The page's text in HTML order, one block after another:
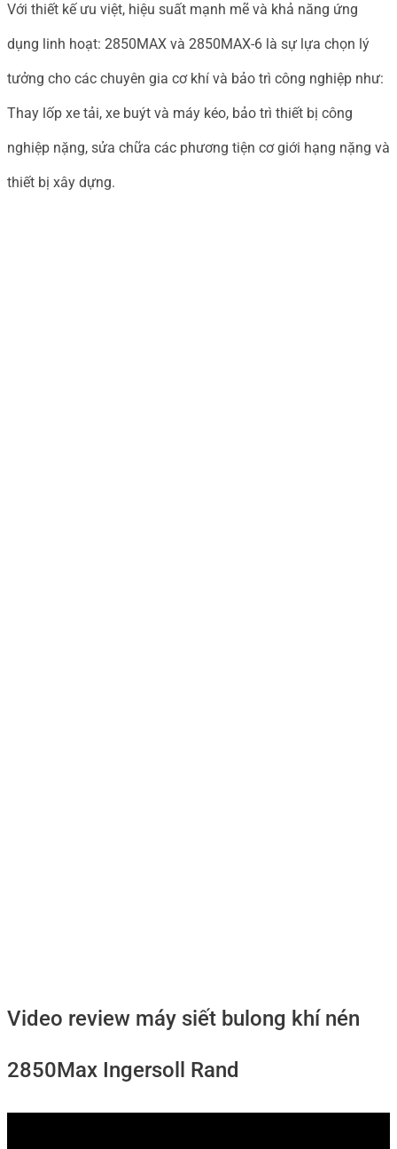
Với thiết kế ưu việt, hiệu suất mạnh mẽ và khả năng ứng
dụng linh hoạt: 2850MAX và 2850MAX-6 là sự lựa chọn lý
tưởng cho các chuyên gia cơ khí và bảo trì công nghiệp​ như:
Thay lốp xe tải, xe buýt và máy kéo, bảo trì thiết bị công
nghiệp nặng, sửa chữa các phương tiện cơ giới hạng nặng và
thiết bị xây dựng.
Video review máy siết bulong khí nén
2850Max Ingersoll Rand